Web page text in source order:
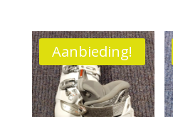
€160.00.€79.00.
Aanbieding!